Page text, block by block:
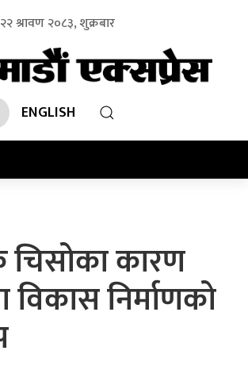
२२ श्रावण २०८३, शुक्रबार
ENGLISH
कारण
विकास निर्माणको